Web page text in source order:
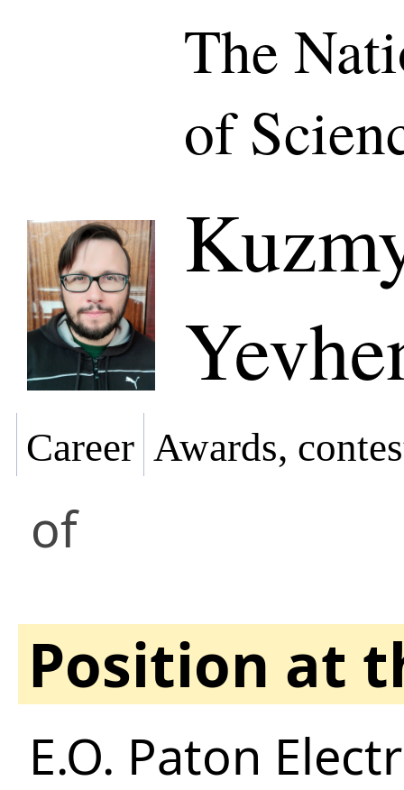
The
of
Career Awards,
of
Position at
E.O. Paton